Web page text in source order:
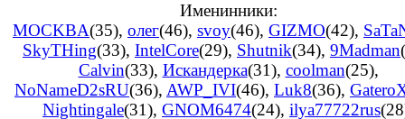
Именинники:
MOCKBA(35), олег(46), svoy(46), GIZMO(42),
SkyTHing(33), IntelCore(29), Shutnik(34), 9Madman
Calvin(33), Искандерка(31), coolman(25),
NoNameD2sRU(36), AWP_IVI(46), Luk8(36),
Nightingale(31), GNOM6474(24), ilya77722rus